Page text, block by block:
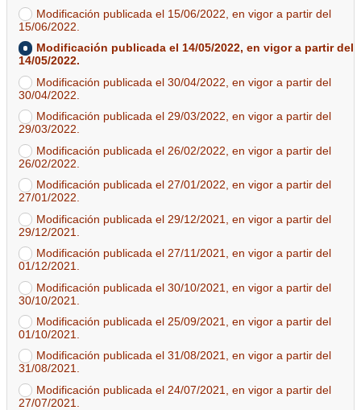
Modificación publicada el 15/06/2022, en vigor a partir del
15/06/2022.
Modificación publicada el 14/05/2022, en vigor a partir del
14/05/2022.
Modificación publicada el 30/04/2022, en vigor a partir del
30/04/2022.
Modificación publicada el 29/03/2022, en vigor a partir del
29/03/2022.
Modificación publicada el 26/02/2022, en vigor a partir del
26/02/2022.
Modificación publicada el 27/01/2022, en vigor a partir del
27/01/2022.
Modificación publicada el 29/12/2021, en vigor a partir del
29/12/2021.
Modificación publicada el 27/11/2021, en vigor a partir del
01/12/2021.
Modificación publicada el 30/10/2021, en vigor a partir del
30/10/2021.
Modificación publicada el 25/09/2021, en vigor a partir del
01/10/2021.
Modificación publicada el 31/08/2021, en vigor a partir del
31/08/2021.
Modificación publicada el 24/07/2021, en vigor a partir del
27/07/2021.